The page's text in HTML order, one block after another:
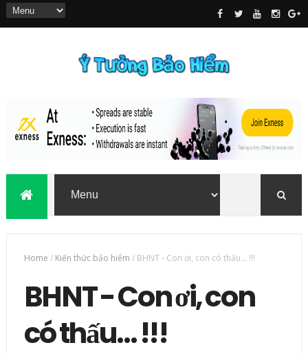
Home / Kiến thức bảo hiểm / BHNT - Con ơi, con có thấu… !!!
BHNT - Con ơi, con
có thấu… !!!